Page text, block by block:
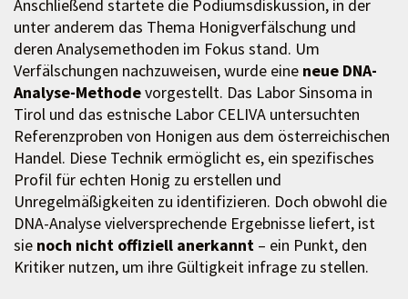
Anschließend startete die Podiumsdiskussion, in der
unter anderem das Thema Honigverfälschung und
deren Analysemethoden im Fokus stand. Um
Verfälschungen nachzuweisen, wurde eine neue DNA-
Analyse-Methodevorgestellt. Das Labor Sinsoma in
Tirol und das estnische Labor CELIVA untersuchten
Referenzproben von Honigen aus dem österreichischen
Handel. Diese Technik ermöglicht es, ein spezifisches
Profil für echten Honig zu erstellen und
Unregelmäßigkeiten zu identifizieren. Doch obwohl die
DNA-Analyse vielversprechende Ergebnisse liefert, ist
sie noch nicht offiziell anerkannt – ein Punkt, den
Kritiker nutzen, um ihre Gültigkeit infrage zu stellen.